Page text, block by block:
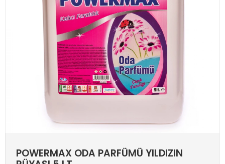
POWERMAX ODA PARFÜMÜ YILDIZIN